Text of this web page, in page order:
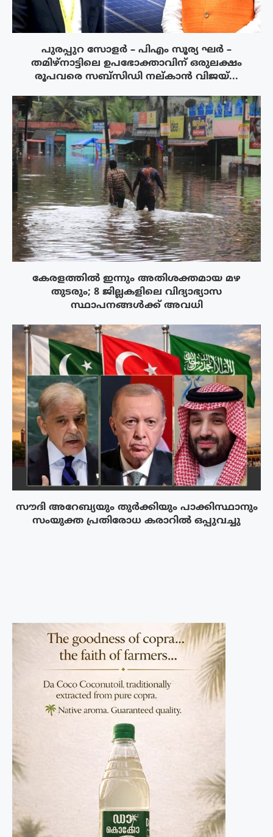
പുരപ്പുറ സോളർ – പിഎം സൂര്യ ഘർ –
തമിഴ്നാട്ടിലെ ഉപഭോക്താവിന് ഒരുലക്ഷം
രൂപവരെ സബ്സിഡി നല്കാൻ വിജയ്...
കേരളത്തിൽ ഇന്നും അതിശക്തമായ മഴ
തുടരും; 8 ജില്ലകളിലെ വിദ്യാഭ്യാസ
സ്ഥാപനങ്ങൾക്ക് അവധി
സൗദി അറേബ്യയും തുർക്കിയും പാക്കിസ്ഥാനും
സംയുക്ത പ്രതിരോധ കരാറിൽ ഒപ്പുവച്ചു